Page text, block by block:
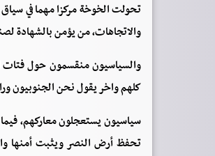
تحولت الخوخة مركزا مهما في
والاتجاهات، من يؤمن بالشهادة
والسياسيون منقسمون حول فتات
كلهم واخر يقول نحن الجنوبيون
سياسيون يستعجلون معاركهم،
تحفظ أرض النصر ويثبت أمنها